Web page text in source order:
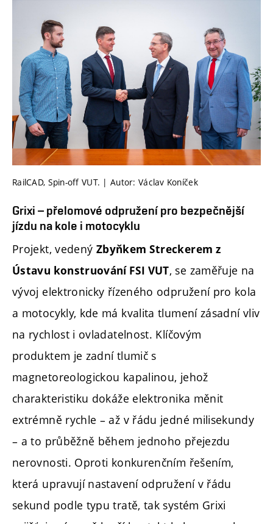
RailCAD, Spin-off VUT. | Autor: Václav Koníček
Grixi – přelomové odpružení pro bezpečnější
jízdu na kole i motocyklu
Projekt, vedený Zbyňkem Streckerem z
Ústavu konstruování FSI VUT, se zaměřuje na
vývoj elektronicky řízeného odpružení pro kola
a motocykly, kde má kvalita tlumení zásadní vliv
na rychlost i ovladatelnost. Klíčovým
produktem je zadní tlumič s
magnetoreologickou kapalinou, jehož
charakteristiku dokáže elektronika měnit
extrémně rychle – až v řádu jedné milisekundy
– a to průběžně během jednoho přejezdu
nerovnosti. Oproti konkurenčním řešením,
která upravují nastavení odpružení v řádu
sekund podle typu tratě, tak systém Grixi